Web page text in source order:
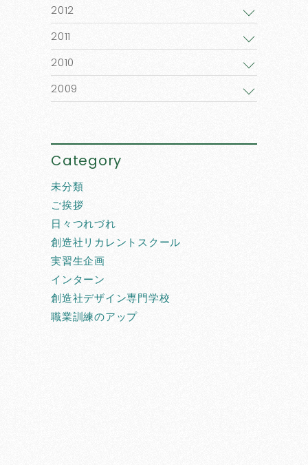
2012
2011
2010
2009
Category
未分類
ご挨拶
日々つれづれ
創造社リカレントスクール
実習生企画
インターン
創造社デザイン専門学校
職業訓練のアップ